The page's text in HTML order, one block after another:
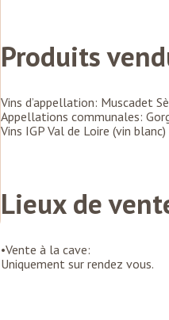
Produits
Vins d’appellation: Muscadet
Appellations communales:
Vins IGP Val de Loire (vin blanc)
Lieux de
•Vente à la cave:
Uniquement sur rendez vous.